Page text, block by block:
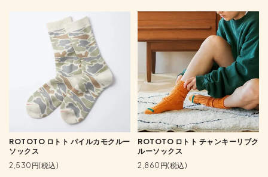
ROTOTO ロトト パイルカモクルー
ソックス
2,530円(税込)
ROTOTO ロトト チャンキーリブク
ルーソックス
2,860円(税込)